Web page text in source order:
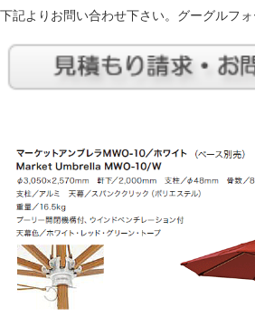
下記よりお問い合わせ下さい。グーグルフォ